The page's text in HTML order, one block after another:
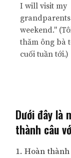
I will visit my
weekend."
thăm ông bà
cuối tuần tới.)
Dưới đây là
thành câu
1. Hoàn